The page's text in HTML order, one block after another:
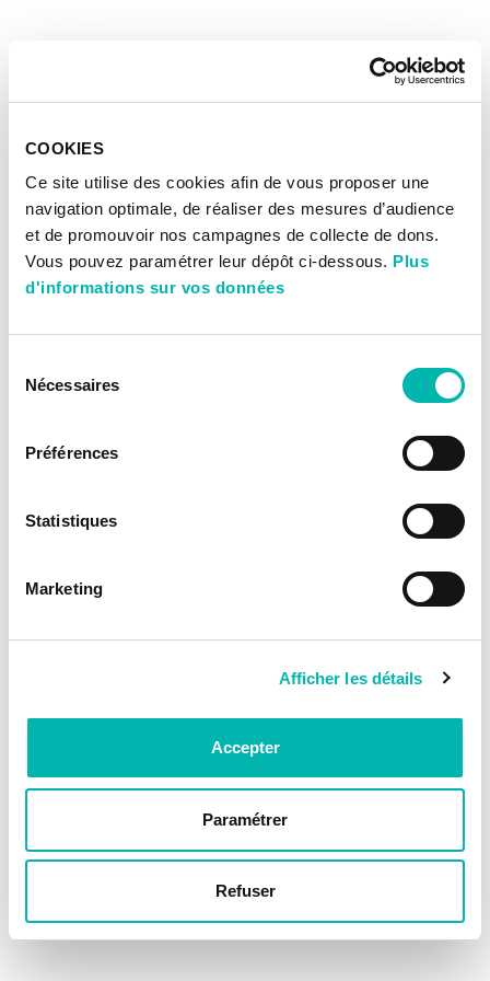
COOKIES
Ce site utilise des cookies afin de vous proposer une
navigation optimale, de réaliser des mesures d’audience
et de promouvoir nos campagnes de collecte de dons.
Vous pouvez paramétrer leur dépôt ci-dessous. Plus
d'informations sur vos données
Nécessaires
Préférences
Statistiques
Marketing
Afficher les détails
Accepter
Paramétrer
Refuser